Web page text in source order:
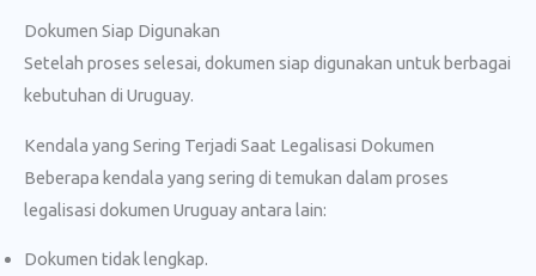
Dokumen Siap Digunakan
Setelah proses selesai, dokumen siap digunakan untuk berbagai
kebutuhan di Uruguay.
Kendala yang Sering Terjadi Saat Legalisasi Dokumen
Beberapa kendala yang sering di temukan dalam proses
legalisasi dokumen Uruguay antara lain:
Dokumen tidak lengkap.